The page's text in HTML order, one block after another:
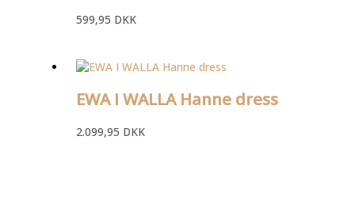
599,95 DKK
EWA I WALLA Hanne dress
2.099,95 DKK